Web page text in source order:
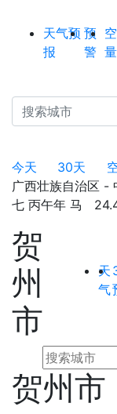
天气预
报
预
警 量
今天 30天
广西壮族自治区
七 丙午年 马
贺
州
市
天
气
贺州市